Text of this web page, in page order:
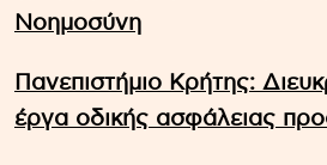
Νοημοσύνη
Πανεπιστήμιο Κρήτης:
έργα οδικής ασφάλειας